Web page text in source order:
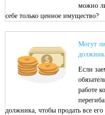
можно
себе только ценное имущество?
Могут
Если
работе
должника, чтобы продать все